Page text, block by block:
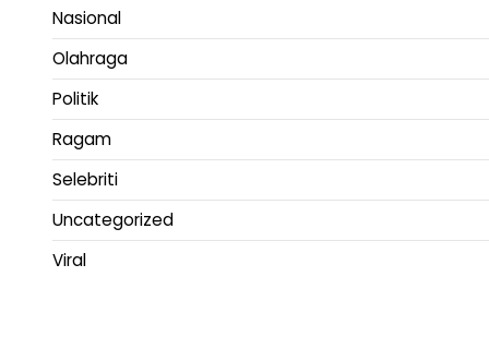
Nasional
Olahraga
Politik
Ragam
Selebriti
Uncategorized
Viral